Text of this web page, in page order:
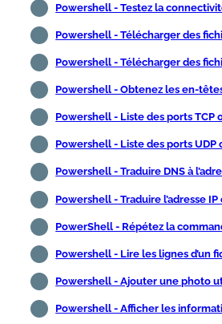
Powershell - Testez la
Powershell - Télécharger des
Powershell - Télécharger des
Powershell - Obtenez les en-
Powershell - Liste des ports TCP
Powershell - Liste des ports UDP
Powershell - Traduire DNS à
Powershell - Traduire l’adresse IP
PowerShell - Répétez la
Powershell - Lire les lignes d’un
Powershell - Ajouter une photo
Powershell - Afficher les